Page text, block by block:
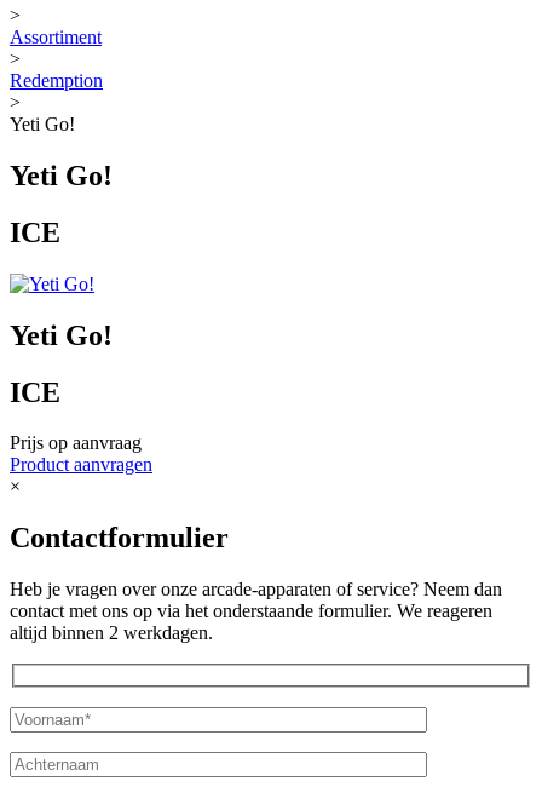
>
Assortiment
>
Redemption
>
Yeti Go!
Yeti Go!
ICE
Yeti Go!
ICE
Prijs op aanvraag
Product aanvragen
×
Contactformulier
Heb je vragen over onze arcade-apparaten of service? Neem dan
contact met ons op via het onderstaande formulier. We reageren
altijd binnen 2 werkdagen.